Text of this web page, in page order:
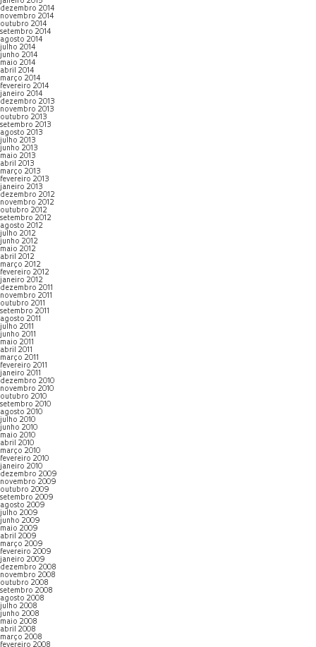
dezembro 2014
novembro 2014
outubro 2014
setembro 2014
agosto 2014
julho 2014
junho 2014
maio 2014
abril 2014
março 2014
fevereiro 2014
janeiro 2014
dezembro 2013
novembro 2013
outubro 2013
setembro 2013
agosto 2013
julho 2013
junho 2013
maio 2013
abril 2013
março 2013
fevereiro 2013
janeiro 2013
dezembro 2012
novembro 2012
outubro 2012
setembro 2012
agosto 2012
julho 2012
junho 2012
maio 2012
abril 2012
março 2012
fevereiro 2012
janeiro 2012
dezembro 2011
novembro 2011
outubro 2011
setembro 2011
agosto 2011
julho 2011
junho 2011
maio 2011
abril 2011
março 2011
fevereiro 2011
janeiro 2011
dezembro 2010
novembro 2010
outubro 2010
setembro 2010
agosto 2010
julho 2010
junho 2010
maio 2010
abril 2010
março 2010
fevereiro 2010
janeiro 2010
dezembro 2009
novembro 2009
outubro 2009
setembro 2009
agosto 2009
julho 2009
junho 2009
maio 2009
abril 2009
março 2009
fevereiro 2009
janeiro 2009
dezembro 2008
novembro 2008
outubro 2008
setembro 2008
agosto 2008
julho 2008
junho 2008
maio 2008
abril 2008
março 2008